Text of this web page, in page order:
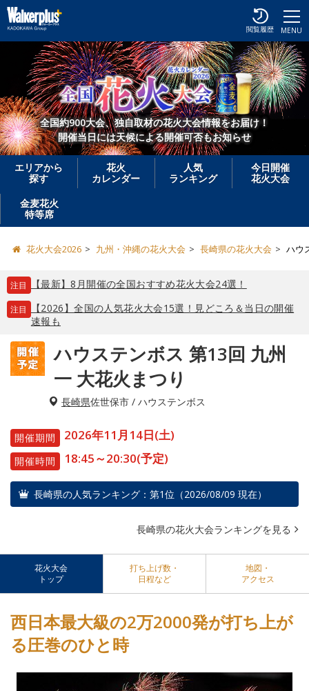
MENU
閲覧履歴
全国約900大会、独自取材の花火大会情報をお届け！
開催当日には天候による開催可否もお知らせ
エリアから
探す
花火
カレンダー
人気
ランキング
今日開催
花火大会
金麦花火
特等席
花火大会2026 九州・沖縄の花火大会 長崎県の花火大会 ハウ
注目 【最新】8月開催の全国おすすめ花火大会24選！
注目
【2026】全国の人気花火大会15選！見どころ＆当日の開催
速報も
ハウステンボス 第13回 九州
一 大花火まつり
長崎県佐世保市 / ハウステンボス
開催期間 2026年11月14日(土)
開催時間 18:45～20:30(予定)
長崎県の人気ランキング：第1位（2026/08/09 現在）
長崎県の花火大会ランキングを見る
花火大会
トップ
打ち上げ数・
日程など
地図・
アクセス
西日本最大級の2万2000発が打ち上が
る圧巻のひと時